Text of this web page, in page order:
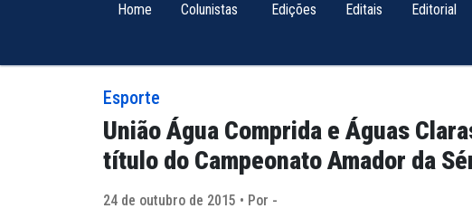
Home Colunistas Edições Editais Editorial
Esporte
União Água Comprida e Águas
título do Campeonato Amador da
24 de outubro de 2015 • Por -